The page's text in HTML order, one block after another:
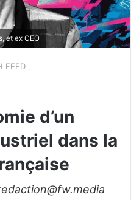
et ex CEO
FEED
d’un
dans la